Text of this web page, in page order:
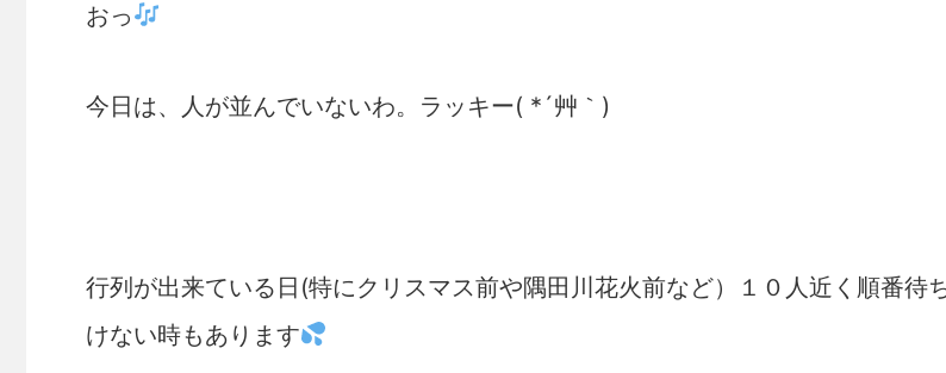
おっ
今日は、人が並んでいないわ。ラッキー( *´艸｀)
行列が出来ている日(特にクリスマス前や隅田川花火前など）１０人近く順番待
けない時もあります